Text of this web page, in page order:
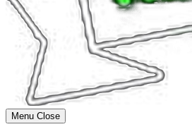
Menu Close